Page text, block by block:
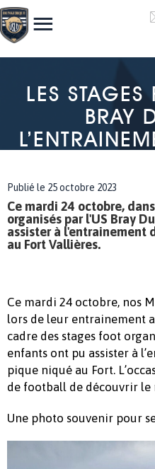
LES STAGES
BRAY
Publié le 25 octobre 2023
Ce mardi 24 octobre,
organisés par l'US Bray
assister à l'entrainement
au Fort Vallières.
Ce mardi 24 octobre, nos
lors de leur entrainement
cadre des stages foot
enfants ont pu assister à
pique niqué au Fort.
de football de découvrir le
Une photo souvenir pour